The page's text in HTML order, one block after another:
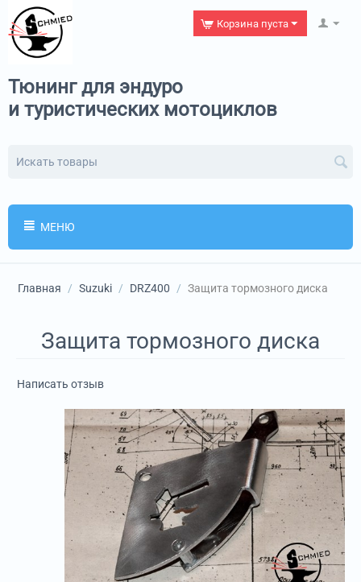
Корзина пуста
Тюнинг для эндуро
и туристических мотоциклов
МЕНЮ
Главная / Suzuki / DRZ400 / Защита тормозного диска
Защита тормозного диска
Написать отзыв